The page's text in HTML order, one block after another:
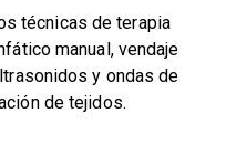
técnicas de terapia
manual, vendaje
y ondas de
de tejidos.